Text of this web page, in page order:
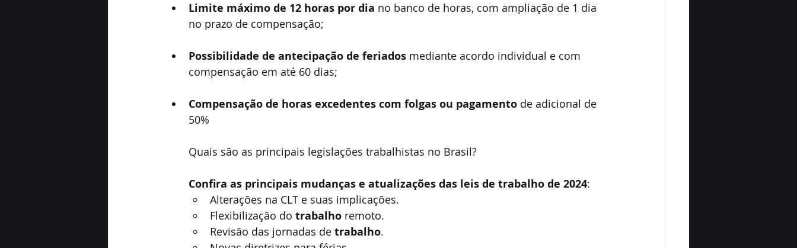
Limite máximo de 12 horas por dia no banco de horas, com ampliação de 1 dia
no prazo de compensação;
Possibilidade de antecipação de feriados mediante acordo individual e com
compensação em até 60 dias;
Compensação de horas excedentes com folgas ou pagamento de adicional de
50%
Quais são as principais legislações trabalhistas no Brasil?
Confira as principais mudanças e atualizações das leis de trabalho de 2024:
Alterações na CLT e suas implicações.
Flexibilização do trabalho remoto.
Revisão das jornadas de trabalho.